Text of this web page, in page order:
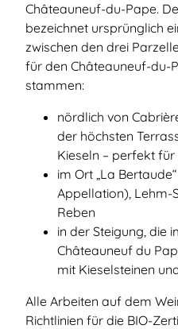
Châteauneuf-du-Pape.
bezeichnet ursprünglich
zwischen den drei
für den Châteauneuf-du-
stammen:
nördlich von
der höchsten
Kieseln – perfekt
im Ort „La
Appellation), Lehm-
Reben
in der Steigung, die
Châteauneuf du
mit Kieselsteinen
Alle Arbeiten auf dem
Richtlinien für die BIO-